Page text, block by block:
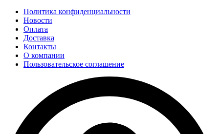
Политика конфиденциальности
Новости
Оплата
Доставка
Контакты
О компании
Пользовательское соглашение